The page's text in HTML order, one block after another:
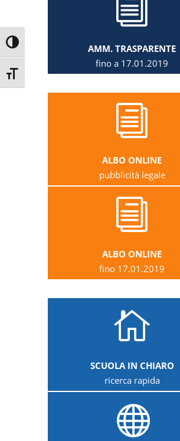
Attiva/disattiva alto contrasto
Attiva/disattiva dimensione testo
i
AMM. TRASPARENTE
fino a 17.01.2019
i
ALBO ONLINE
pubblicità legale
i
ALBO ONLINE
fino 17.01.2019

SCUOLA IN CHIARO
ricerca rapida
